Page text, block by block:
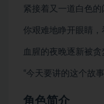
紧接着又一道白色
你艰难地睁开眼睛，
血腥的夜晚逐新被
“今天要讲的这个故
角色简介